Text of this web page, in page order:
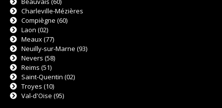
Charleville-Mézières
Compiègne (60)
Laon (02)
Meaux (77)
Neuilly-sur-Marne (93)
Nevers (58)
Reims (51)
Saint-Quentin (02)
Troyes (10)
Val-d'Oise (95)